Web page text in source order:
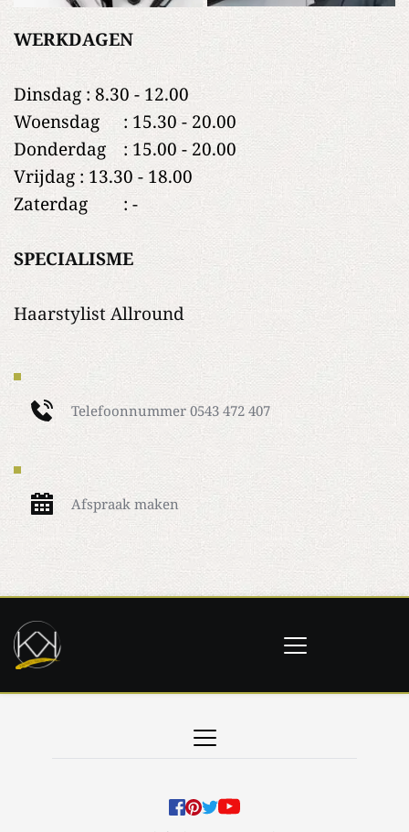
WERKDAGEN
Dinsdag : 8.30 - 12.00
Woensdag	: 15.30 - 20.00
Donderdag	: 15.00 - 20.00
Vrijdag : 13.30 - 18.00
Zaterdag	: -
SPECIALISME
Haarstylist Allround
Telefoonnummer 0543 472 407
Afspraak maken